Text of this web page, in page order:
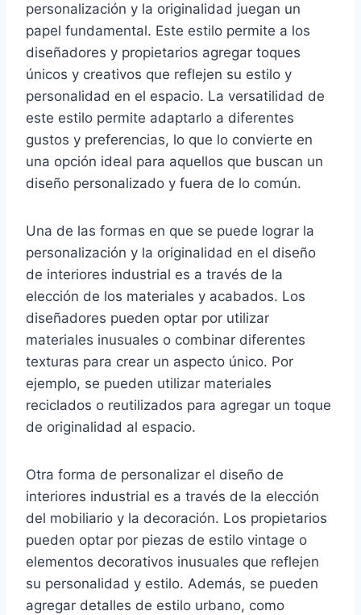
personalización y la originalidad juegan un
papel fundamental. Este estilo permite a los
diseñadores y propietarios agregar toques
únicos y creativos que reflejen su estilo y
personalidad en el espacio. La versatilidad de
este estilo permite adaptarlo a diferentes
gustos y preferencias, lo que lo convierte en
una opción ideal para aquellos que buscan un
diseño personalizado y fuera de lo común.
Una de las formas en que se puede lograr la
personalización y la originalidad en el diseño
de interiores industrial es a través de la
elección de los materiales y acabados. Los
diseñadores pueden optar por utilizar
materiales inusuales o combinar diferentes
texturas para crear un aspecto único. Por
ejemplo, se pueden utilizar materiales
reciclados o reutilizados para agregar un toque
de originalidad al espacio.
Otra forma de personalizar el diseño de
interiores industrial es a través de la elección
del mobiliario y la decoración. Los propietarios
pueden optar por piezas de estilo vintage o
elementos decorativos inusuales que reflejen
su personalidad y estilo. Además, se pueden
agregar detalles de estilo urbano, como